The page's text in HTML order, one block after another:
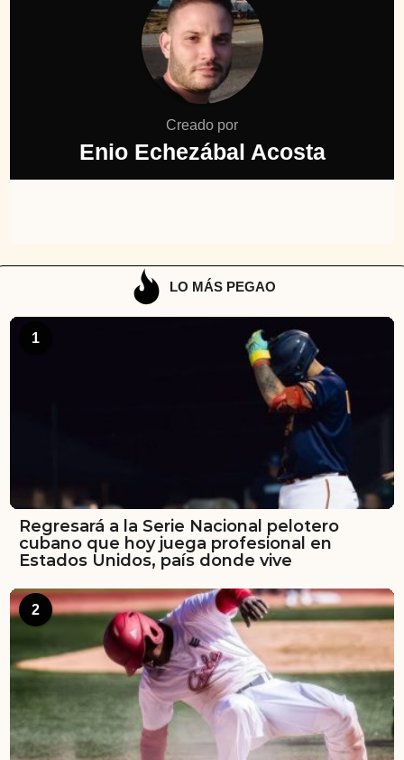
Creado por
Enio Echezábal Acosta
LO MÁS PEGAO
1
Regresará a la Serie Nacional pelotero
cubano que hoy juega profesional en
Estados Unidos, país donde vive
2